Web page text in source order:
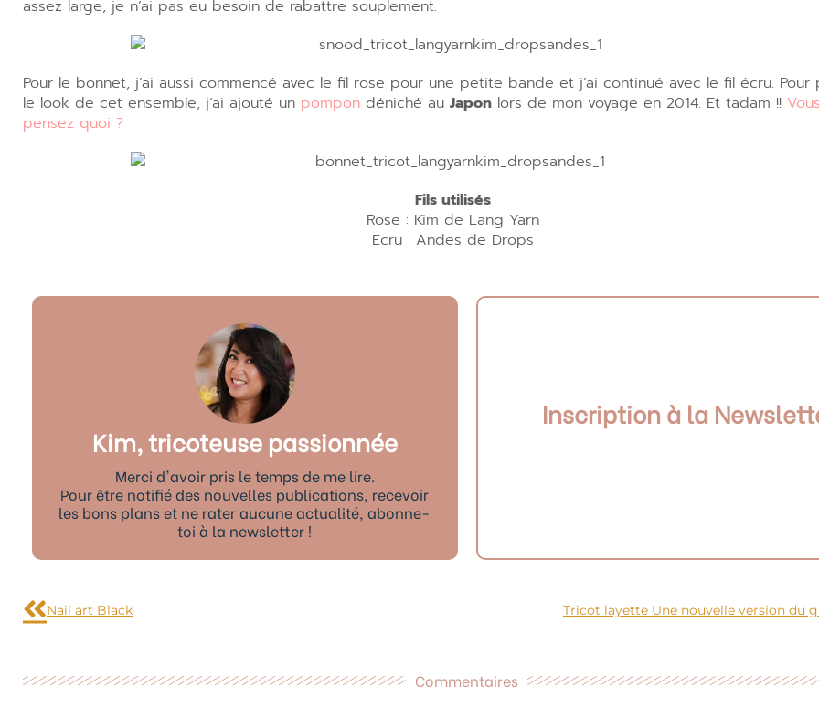
assez large, je n’ai pas eu besoin de rabattre souplement.
Pour le bonnet, j’ai aussi commencé avec le fil rose pour une petite bande et j’ai continué avec le fil écru. Pour
le look de cet ensemble, j’ai ajouté un pompon déniché au Japon lors de mon voyage en 2014. Et tadam !!
pensez quoi ?
Fils utilisés
Rose : Kim de Lang Yarn
Ecru : Andes de Drops
Kim, tricoteuse passionnée
Merci d'avoir pris le temps de me lire.
Pour être notifié des nouvelles publications, recevoir
les bons plans et ne rater aucune actualité, abonne-
toi à la newsletter !
Inscription à la
Nail art Black Tricot layette Une nouvelle version du
Commentaires